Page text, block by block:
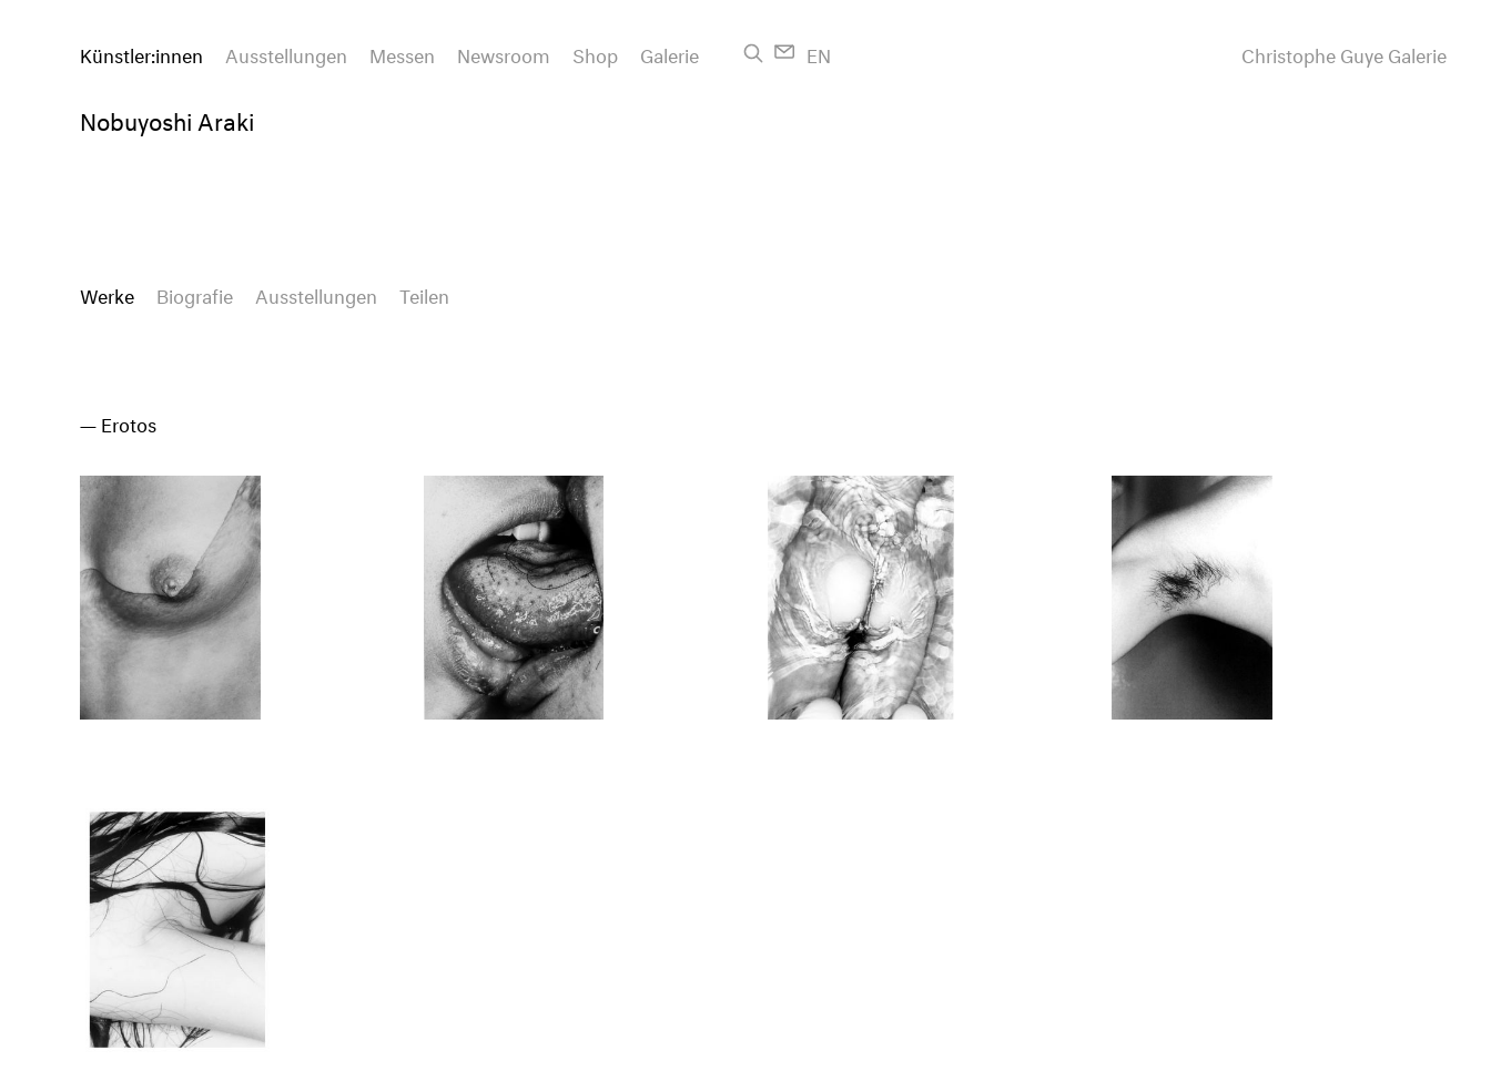
Christophe Guye Galerie
Künstler:innen Ausstellungen Messen Newsroom Shop Galerie EN
Nobuyoshi Araki
Werke Biografie Ausstellungen Teilen
Erotos